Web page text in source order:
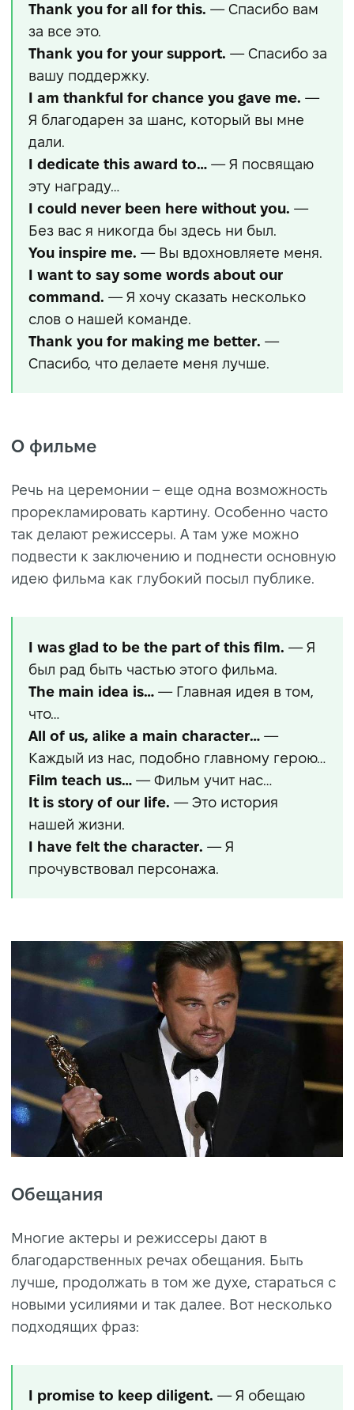
Thank you for all for this. — Спасибо вам
за все это.
Thank you for your support. — Спасибо за
вашу поддержку.
I am thankful for chance you gave me. —
Я благодарен за шанс, который вы мне
дали.
I dedicate this award to… — Я посвящаю
эту награду…
I could never been here without you. —
Без вас я никогда бы здесь ни был.
You inspire me. — Вы вдохновляете меня.
I want to say some words about our
command. — Я хочу сказать несколько
слов о нашей команде.
Thank you for making me better. —
Спасибо, что делаете меня лучше.
О фильме
Речь на церемонии – еще одна возможность
прорекламировать картину. Особенно часто
так делают режиссеры. А там уже можно
подвести к заключению и поднести основную
идею фильма как глубокий посыл публике.
I was glad to be the part of this film. — Я
был рад быть частью этого фильма.
The main idea is… — Главная идея в том,
что…
All of us, alike a main character… —
Каждый из нас, подобно главному герою…
Film teach us… — Фильм учит нас…
It is story of our life. — Это история
нашей жизни.
I have felt the character. — Я
прочувствовал персонажа.
Обещания
Многие актеры и режиссеры дают в
благодарственных речах обещания. Быть
лучше, продолжать в том же духе, стараться с
новыми усилиями и так далее. Вот несколько
подходящих фраз:
I promise to keep diligent. — Я обещаю